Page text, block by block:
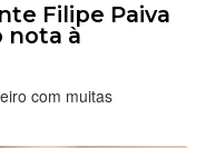
Filipe Paiva
nota à
com muitas